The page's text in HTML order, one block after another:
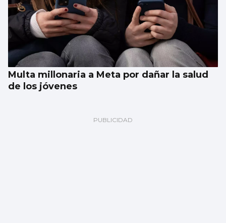
Multa millonaria a Meta por dañar la salud
de los jóvenes